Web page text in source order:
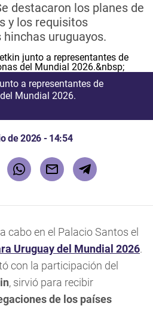
destacaron los planes de
y los requisitos
uruguayos.
a representantes de
Mundial 2026.
de 2026 - 14:54
cabo en el Palacio Santos el
Uruguay del Mundial 2026.
con la participación del
, sirvió para recibir
de los países